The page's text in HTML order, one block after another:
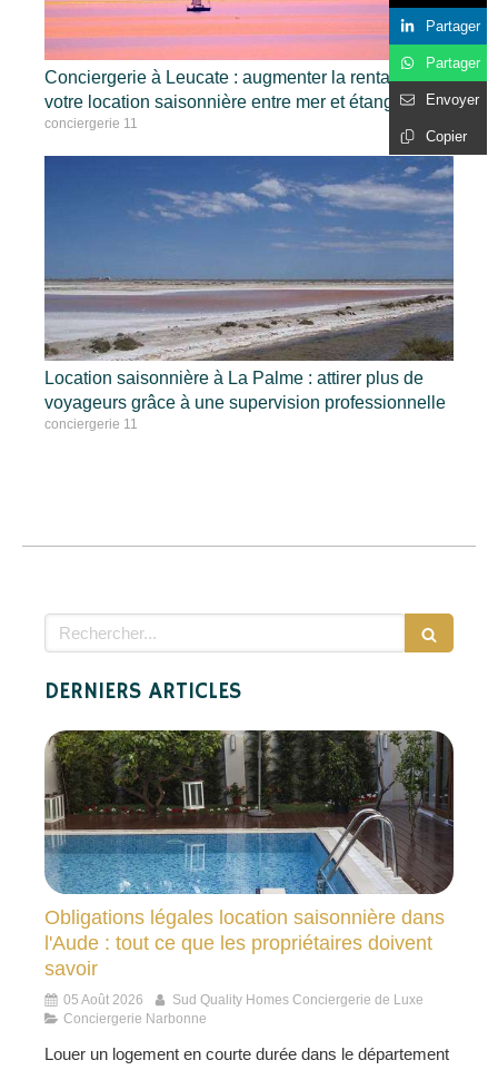
Conciergerie à Leucate : augmenter la rentabilité de
votre location saisonnière entre mer et étangs
conciergerie 11
Location saisonnière à La Palme : attirer plus de
voyageurs grâce à une supervision professionnelle
conciergerie 11
Partager
Partager
Envoyer
Copier
Rechercher
DERNIERS ARTICLES
Obligations légales location saisonnière dans
l'Aude : tout ce que les propriétaires doivent
savoir
05 Août 2026
Sud Quality Homes Conciergerie de Luxe
Conciergerie Narbonne
Louer un logement en courte durée dans le département